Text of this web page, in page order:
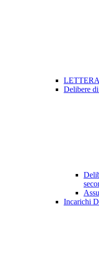
Delibere
Incarichi